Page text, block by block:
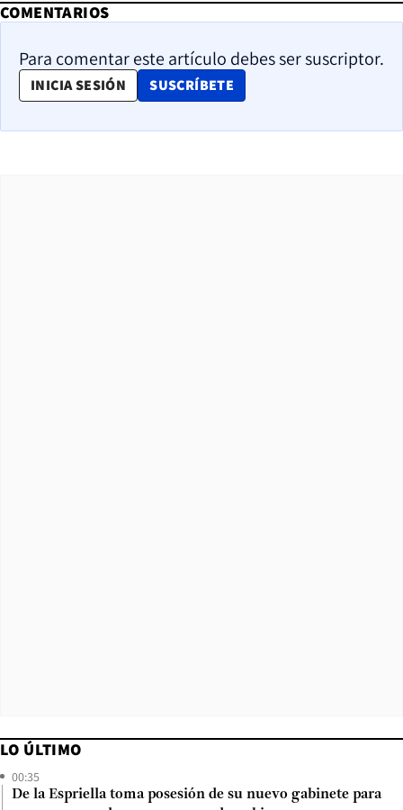
COMENTARIOS
Para comentar este artículo debes ser suscriptor.
INICIA SESIÓN SUSCRÍBETE
OPENS IN NEW WINDOW
LO ÚLTIMO
00:35
De la Espriella toma posesión de su nuevo gabinete para